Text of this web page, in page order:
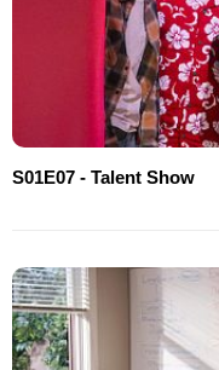
S01E07 - Talent Show